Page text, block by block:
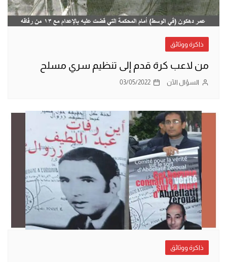
ذاكرة ووثائق
من لاعب كرة قدم إلى تنظيم سري مسلح
السؤال الآن 03/05/2022
ذاكرة ووثائق